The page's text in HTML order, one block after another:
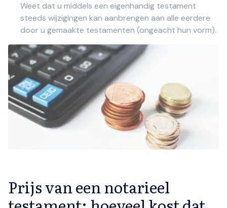
Weet dat u middels een eigenhandig testament
steeds wijzigingen kan aanbrengen aan alle eerdere
door u gemaakte testamenten (ongeacht hun vorm).
Prijs van een notarieel